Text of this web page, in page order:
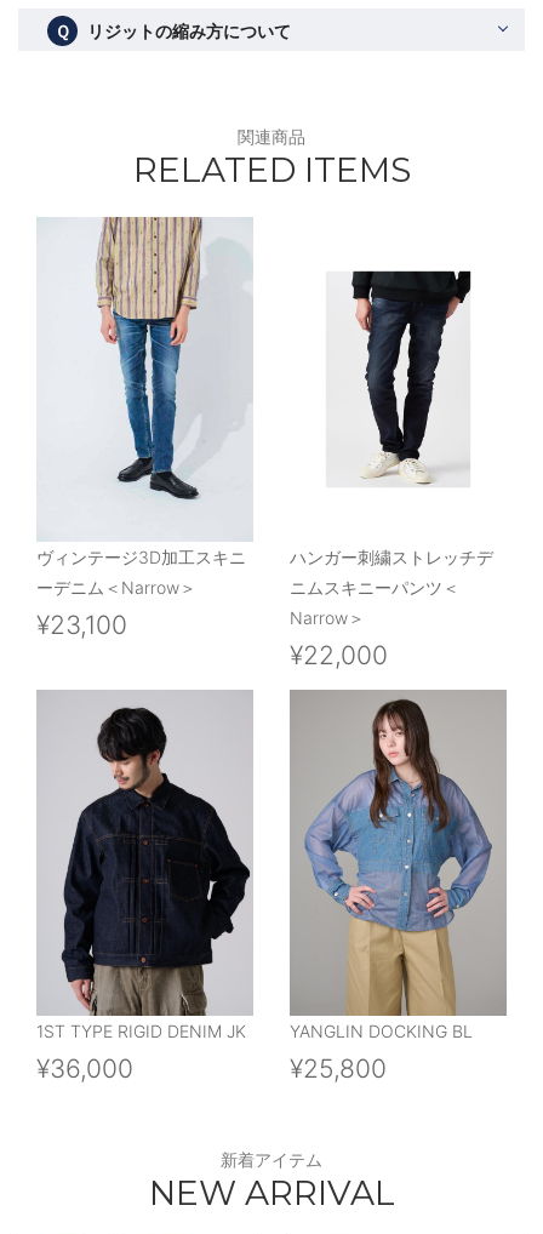
Ｑ リジットの縮み方について
関連商品
RELATED ITEMS
ヴィンテージ3D加工スキニ
ーデニム＜Narrow＞
¥23,100
ハンガー刺繍ストレッチデ
ニムスキニーパンツ＜
Narrow＞
¥22,000
1ST TYPE RIGID DENIM JK
¥36,000
YANGLIN DOCKING BL
¥25,800
新着アイテム
NEW ARRIVAL